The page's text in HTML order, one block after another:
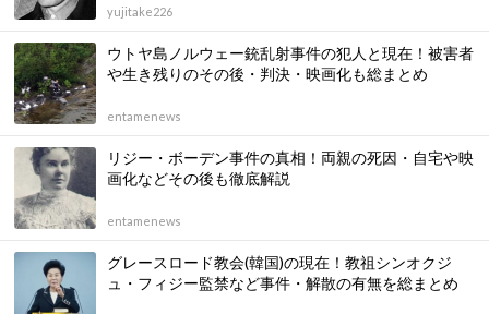
yujitake226
ウトヤ島ノルウェー銃乱射事件の犯人と現在！被害者
や生き残りのその後・判決・映画化も総まとめ
entamenews
リジー・ボーデン事件の真相！両親の死因・自宅や映
画化などその後も徹底解説
entamenews
グレースロード教会(韓国)の現在！教祖シンオクジ
ュ・フィジー監禁など事件・解散の有無を総まとめ